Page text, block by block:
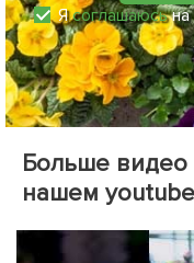
Ясоглашаюсьна
Больше видео
нашем